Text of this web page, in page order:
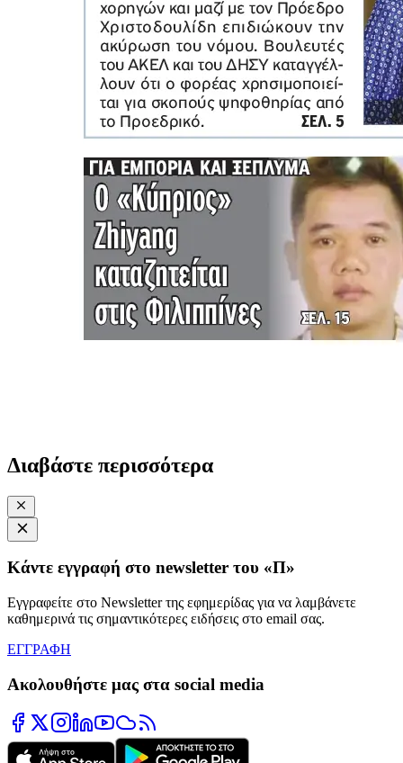
Διαβάστε περισσότερα
Κάντε εγγραφή στο newsletter του «Π»
Εγγραφείτε στο Newsletter της εφημερίδας για να λαμβάνετε
καθημερινά τις σημαντικότερες ειδήσεις στο email σας.
ΕΓΓΡΑΦΗ
Ακολουθήστε μας στα social media